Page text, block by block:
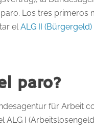
Los tres primeros
elALG II (Bürgergeld)
paro?
für Arbeit
ALG I